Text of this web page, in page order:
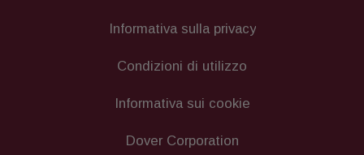
Informativa sulla privacy
Condizioni di utilizzo
Informativa sui cookie
Dover Corporation